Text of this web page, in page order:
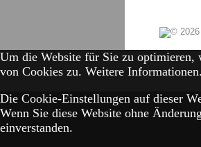
Um die Website für Sie zu optimieren,
von Cookies zu. Weitere Informationen.
Die Cookie-Einstellungen auf dieser
Wenn Sie diese Website ohne
einverstanden.